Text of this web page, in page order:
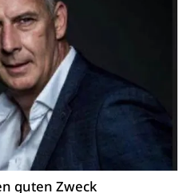
guten Zweck